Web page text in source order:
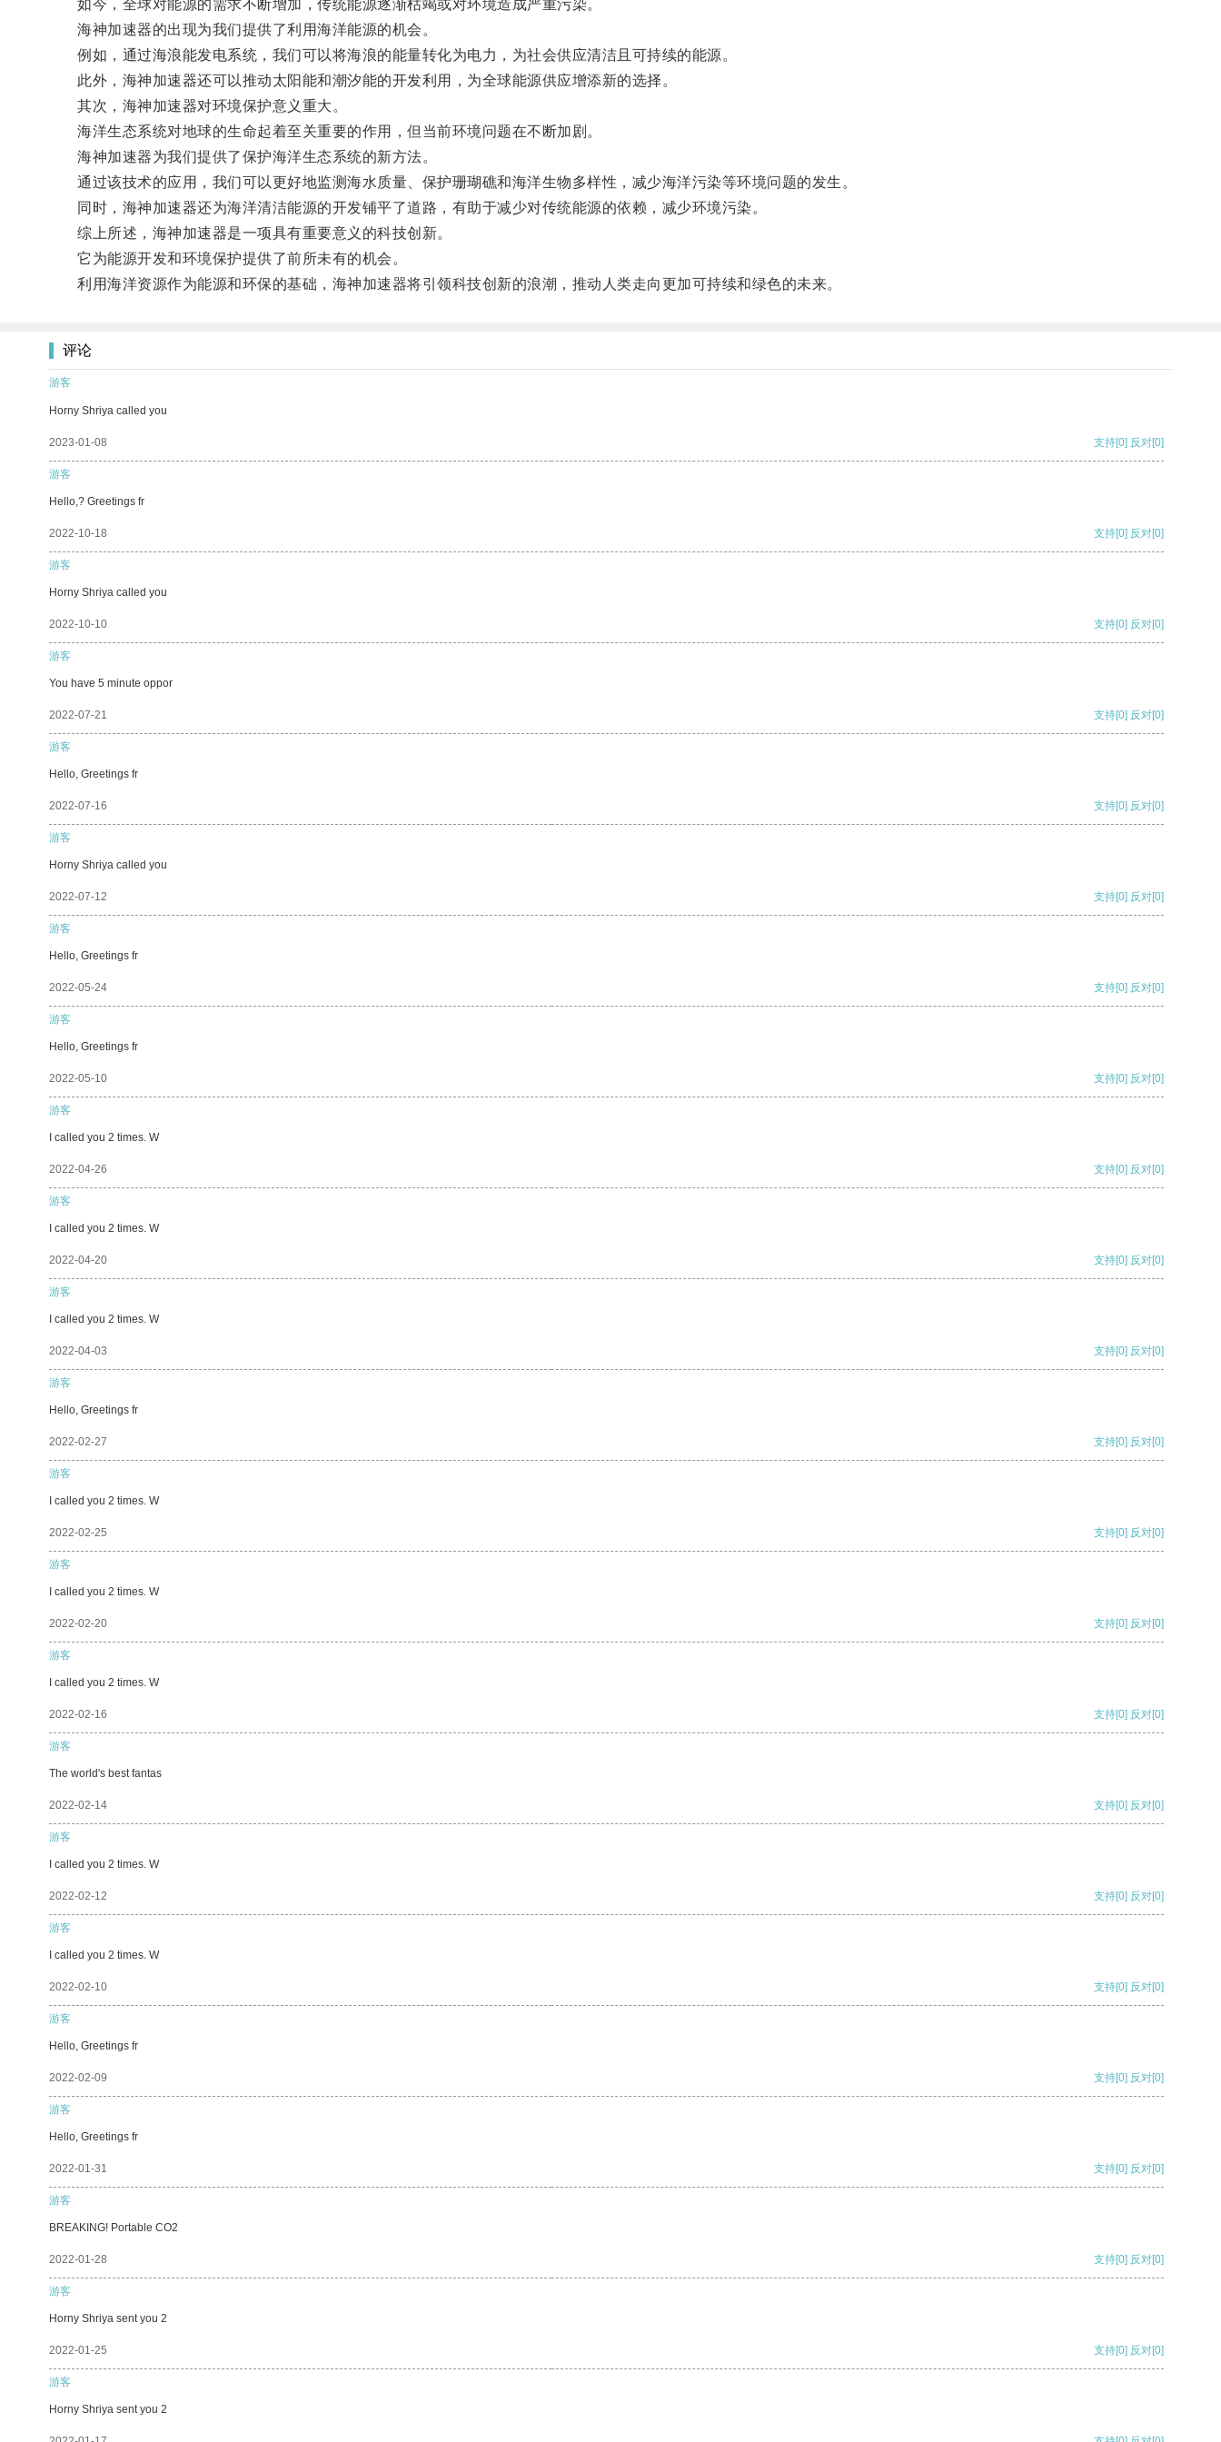
如今，全球对能源的需求不断增加，传统能源逐渐枯竭或对环境造成严重污染。
海神加速器的出现为我们提供了利用海洋能源的机会。
例如，通过海浪能发电系统，我们可以将海浪的能量转化为电力，为社会供应清洁且可持续的能源。
此外，海神加速器还可以推动太阳能和潮汐能的开发利用，为全球能源供应增添新的选择。
其次，海神加速器对环境保护意义重大。
海洋生态系统对地球的生命起着至关重要的作用，但当前环境问题在不断加剧。
海神加速器为我们提供了保护海洋生态系统的新方法。
通过该技术的应用，我们可以更好地监测海水质量、保护珊瑚礁和海洋生物多样性，减少海洋污染等环境问题的发生。
同时，海神加速器还为海洋清洁能源的开发铺平了道路，有助于减少对传统能源的依赖，减少环境污染。
综上所述，海神加速器是一项具有重要意义的科技创新。
它为能源开发和环境保护提供了前所未有的机会。
利用海洋资源作为能源和环保的基础，海神加速器将引领科技创新的浪潮，推动人类走向更加可持续和绿色的未来。
评论
游客
Horny Shriya called you
2023-01-08 支持[0] 反对[0]
游客
Hello,? Greetings fr
2022-10-18 支持[0] 反对[0]
游客
Horny Shriya called you
2022-10-10 支持[0] 反对[0]
游客
You have 5 minute oppor
2022-07-21 支持[0] 反对[0]
游客
Hello, Greetings fr
2022-07-16 支持[0] 反对[0]
游客
Horny Shriya called you
2022-07-12 支持[0] 反对[0]
游客
Hello, Greetings fr
2022-05-24 支持[0] 反对[0]
游客
Hello, Greetings fr
2022-05-10 支持[0] 反对[0]
游客
I called you 2 times. W
2022-04-26 支持[0] 反对[0]
游客
I called you 2 times. W
2022-04-20 支持[0] 反对[0]
游客
I called you 2 times. W
2022-04-03 支持[0] 反对[0]
游客
Hello, Greetings fr
2022-02-27 支持[0] 反对[0]
游客
I called you 2 times. W
2022-02-25 支持[0] 反对[0]
游客
I called you 2 times. W
2022-02-20 支持[0] 反对[0]
游客
I called you 2 times. W
2022-02-16 支持[0] 反对[0]
游客
The world's best fantas
2022-02-14 支持[0] 反对[0]
游客
I called you 2 times. W
2022-02-12 支持[0] 反对[0]
游客
I called you 2 times. W
2022-02-10 支持[0] 反对[0]
游客
Hello, Greetings fr
2022-02-09 支持[0] 反对[0]
游客
Hello, Greetings fr
2022-01-31 支持[0] 反对[0]
游客
BREAKING! Portable CO2
2022-01-28 支持[0] 反对[0]
游客
Horny Shriya sent you 2
2022-01-25 支持[0] 反对[0]
游客
Horny Shriya sent you 2